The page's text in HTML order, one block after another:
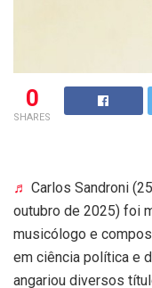
0
SHARES
♬ Carlos Sandroni
outubro de 2025) foi
musicólogo e
em ciência política e
angariou diversos